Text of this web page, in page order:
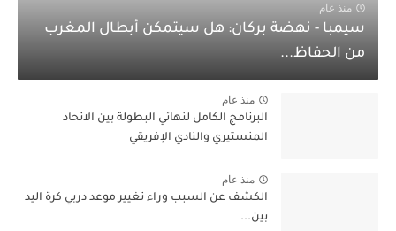
منذ عام
سيمبا - نهضة بركان: هل سيتمكن أبطال المغرب
من الحفاظ...
منذ عام
البرنامج الكامل لنهائي البطولة بين الاتحاد
المنستيري والنادي الإفريقي
منذ عام
الكشف عن السبب وراء تغيير موعد دربي كرة اليد
بين...